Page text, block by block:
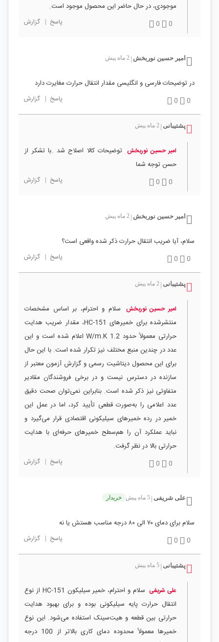
موجودی، در حال حاضر این محصول موجود است.
0
0 پاسخ | گزارش
امیر حسین نوربخش 2 ماه پیش
در توضیحات فارسی و انگلیسی مقدار انتقال حرارت مغایرت دارد
0
0 پاسخ | گزارش
پشتیبانی 2 ماه پیش
امیر حسین نوربخش توضیحات کالا اصلاح شد .با تشکر از
حسن توجه شما
0
0 پاسخ | گزارش
امیر حسین نوربخش 2 ماه پیش
سلام، آیا ضریب انتقال حرارت ذکر شده واقعی است؟
0
0 پاسخ | گزارش
پشتیبانی 2 ماه پیش
امیر حسین نوربخش سلام و احترام، بر اساس مشخصات
منتشرشده برای خمیرهای HC-151، مقدار ضریب هدایت
حرارتی معمولاً حدود 1.2 W/m.K اعلام شده است و این
عدد در چندین منبع مختلف نیز تکرار شده است. با این حال
برای این محصول دیتاشیت رسمی و گزارش آزمون معتبر از
سازنده در دسترس نیست و در برخی فروشندگان مقادیر
متفاوتی نیز ذکر شده است. بنابراین نمی‌توان صحت دقیق
عدد اعلامی را به‌صورت قطعی تأیید کرد، اما در عمل این
خمیر در رده خمیرهای سیلیکونی اقتصادی قرار می‌گیرد و
نباید عملکرد آن را هم‌سطح خمیرهای حرفه‌ای با هدایت
حرارتی بالا در نظر گرفت.
0
0 پاسخ | گزارش
علی شریفی 5 ماه پیش خریدار
سلام برای دمای ۷۰ الی ۸۰ درجه مناسب هستش یا نه
0
0 پاسخ | گزارش
پشتیبانی 5 ماه پیش
علی شریفی
سلام و احترام، خمیر سیلیکون HC-151 از نوع
انتقال حرارت پایه سیلیکونی بوده و برای بهبود هدایت
حرارتی بین قطعه و هیت‌سینک استفاده می‌شود. این نوع
خمیرها معمولاً محدوده دمای کاری بالاتر از 100 درجه